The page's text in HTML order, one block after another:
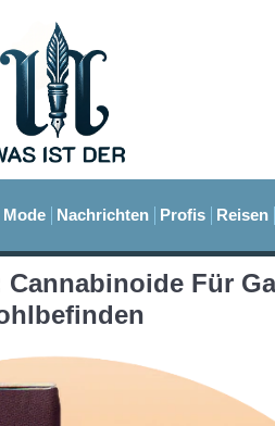
Mode Nachrichten Profis Reisen
Cannabinoide Für